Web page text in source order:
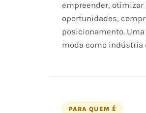
empreender, otimizar
oportunidades,
posicionamento.
moda como indústria
PARA QUEM É